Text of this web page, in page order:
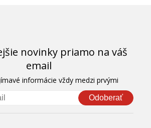
novinky priamo na váš
email
informácie vždy medzi prvými
Odoberať